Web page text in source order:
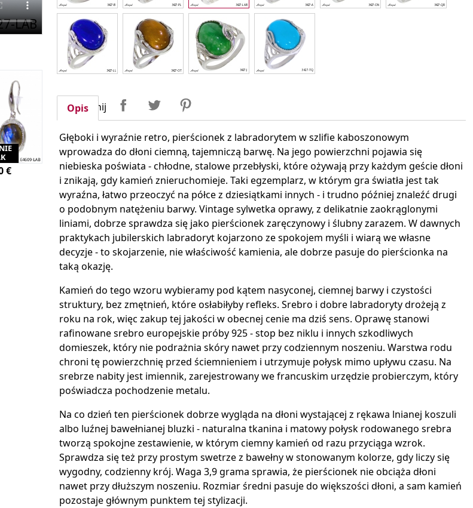
€
Udostępnij UdostępnijTweetuj
Opis
Głęboki i wyraźnie retro, pierścionek z labradorytem w szlifie kaboszonowym
wprowadza do dłoni ciemną, tajemniczą barwę. Na jego powierzchni pojawia się
niebieska poświata - chłodne, stalowe przebłyski, które ożywają przy każdym geście dłoni
i znikają, gdy kamień znieruchomieje. Taki egzemplarz, w którym gra światła jest tak
wyraźna, łatwo przeoczyć na półce z dziesiątkami innych - i trudno później znaleźć drugi
o podobnym natężeniu barwy. Vintage sylwetka oprawy, z delikatnie zaokrąglonymi
liniami, dobrze sprawdza się jako pierścionek zaręczynowy i ślubny zarazem. W dawnych
praktykach jubilerskich labradoryt kojarzono ze spokojem myśli i wiarą we własne
decyzje - to skojarzenie, nie właściwość kamienia, ale dobrze pasuje do pierścionka na
taką okazję.
Kamień do tego wzoru wybieramy pod kątem nasyconej, ciemnej barwy i czystości
struktury, bez zmętnień, które osłabiłyby refleks. Srebro i dobre labradoryty drożeją z
roku na rok, więc zakup tej jakości w obecnej cenie ma dziś sens. Oprawę stanowi
rafinowane srebro europejskie próby 925 - stop bez niklu i innych szkodliwych
domieszek, który nie podrażnia skóry nawet przy codziennym noszeniu. Warstwa rodu
chroni tę powierzchnię przed ściemnieniem i utrzymuje połysk mimo upływu czasu. Na
srebrze nabity jest imiennik, zarejestrowany we francuskim urzędzie probierczym, który
poświadcza pochodzenie metalu.
Na co dzień ten pierścionek dobrze wygląda na dłoni wystającej z rękawa lnianej koszuli
albo luźnej bawełnianej bluzki - naturalna tkanina i matowy połysk rodowanego srebra
tworzą spokojne zestawienie, w którym ciemny kamień od razu przyciąga wzrok.
Sprawdza się też przy prostym swetrze z bawełny w stonowanym kolorze, gdy liczy się
wygodny, codzienny krój. Waga 3,9 grama sprawia, że pierścionek nie obciąża dłoni
nawet przy dłuższym noszeniu. Rozmiar średni pasuje do większości dłoni, a sam kamień
pozostaje głównym punktem tej stylizacji.